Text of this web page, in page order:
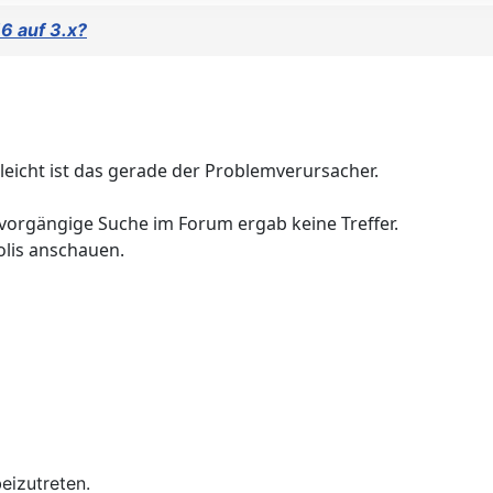
auf 3.x?
ist das gerade der Problemverursacher.
Suche im Forum ergab keine Treffer.
anschauen.